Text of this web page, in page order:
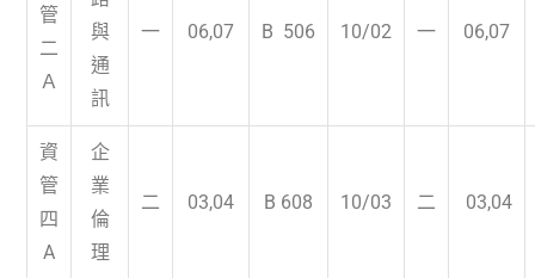
管
二
Ａ
與
通
訊
一 06,07 B 506 10/02 一 06,07
資
管
四
A
企
業
倫
理
二 03,04 B 608 10/03 二 03,04